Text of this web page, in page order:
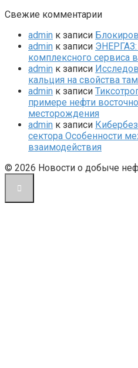
Свежие комментарии
admin к записи
admin к записи ЭНЕРГАЗ:
комплексного сервиса
admin к записи
кальция на свойства
admin к записи
примере нефти
месторождения
admin к записи
сектора Особенности
взаимодействия
© 2026 Новости о добыче